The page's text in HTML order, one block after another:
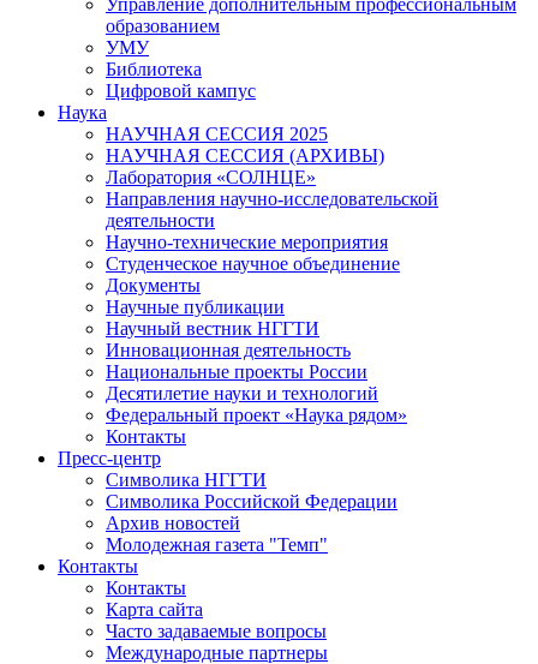
образованием
УМУ
Библиотека
Цифровой кампус
Наука
НАУЧНАЯ СЕССИЯ 2025
НАУЧНАЯ СЕССИЯ (АРХИВЫ)
Лаборатория «СОЛНЦЕ»
Направления научно-исследовательской
деятельности
Научно-технические мероприятия
Студенческое научное объединение
Документы
Научные публикации
Научный вестник НГГТИ
Инновационная деятельность
Национальные проекты России
Десятилетие науки и технологий
Федеральный проект «Наука рядом»
Контакты
Пресс-центр
Символика НГГТИ
Символика Российской Федерации
Архив новостей
Молодежная газета "Темп"
Контакты
Контакты
Карта сайта
Часто задаваемые вопросы
Международные партнеры